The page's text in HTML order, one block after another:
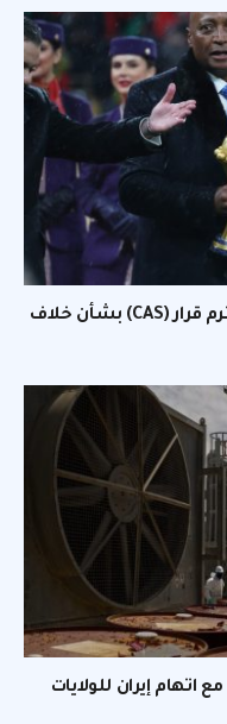
رئيس الاتحاد الأفريقي لكرة القدم يحترم قرار (CAS) بشأن خلاف
للبرميل مع اتهام إيران للولايات